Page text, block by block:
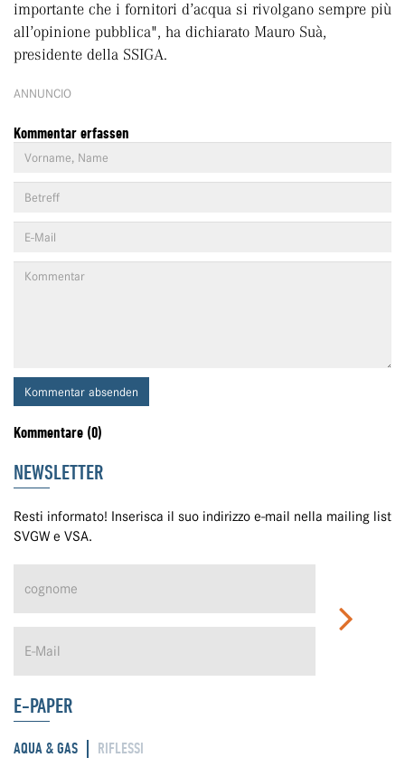
importante che i fornitori d’acqua si rivolgano sempre più
all’opinione pubblica", ha dichiarato Mauro Suà,
presidente della SSIGA.
ANNUNCIO
Kommentar erfassen
Kommentar absenden
Kommentare (0)
NEWSLETTER
Resti informato! Inserisca il suo indirizzo e-mail nella mailing list
SVGW e VSA.
E-PAPER
AQUA & GAS RIFLESSI